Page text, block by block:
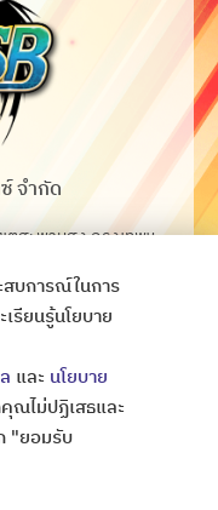
จำกัด
ตสะพานสูง กรุงเทพฯ
7
ออกแบบเว็บไซต์
สบการณ์ในการ
รียนรู้นโยบาย
และ นโยบาย
ณไม่ปฏิเสธและ
"ยอมรับ